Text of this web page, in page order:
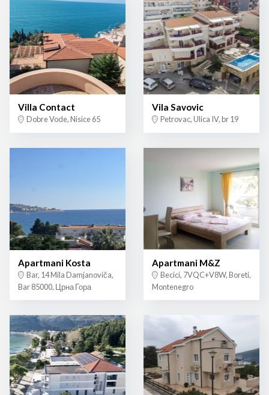
Villa Contact
Dobre Vode, Nisice 65
Vila Savovic
Petrovac, Ulica IV, br 19
Apartmani Kosta
Bar, 14 Mila Damjanoviča,
Bar 85000, Црна Гора
Apartmani M&Z
Becici, 7VQC+V8W, Boreti,
Montenegro